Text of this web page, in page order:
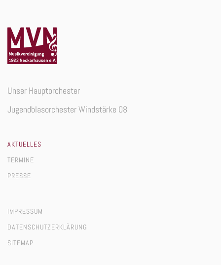
Unser Hauptorchester
Jugendblasorchester Windstärke 08
AKTUELLES
TERMINE
PRESSE
IMPRESSUM
DATENSCHUTZERKLÄRUNG
SITEMAP